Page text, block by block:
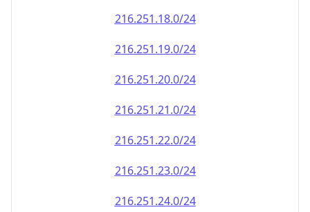
216.251.18.0/24
216.251.19.0/24
216.251.20.0/24
216.251.21.0/24
216.251.22.0/24
216.251.23.0/24
216.251.24.0/24